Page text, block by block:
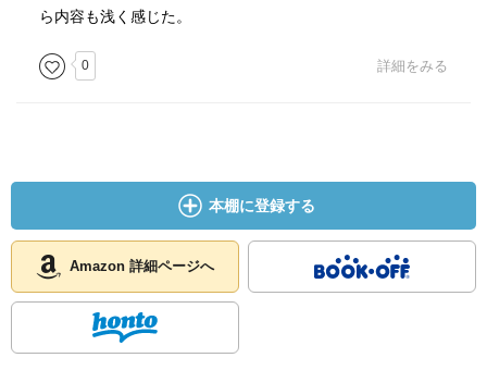
ら内容も浅く感じた。
0 詳細をみる
本棚に登録する
Amazon 詳細ページへ